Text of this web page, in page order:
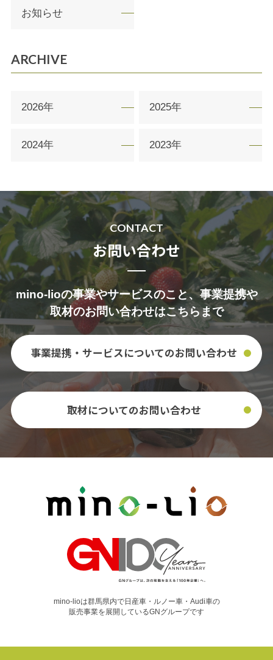
お知らせ
ARCHIVE
2026年 2025年
2024年 2023年
CONTACT
お問い合わせ
mino-lioの事業やサービスのこと、事業提携や
取材のお問い合わせはこちらまで
事業提携・サービスについてのお問い合わせ
取材についてのお問い合わせ
mino-lioは群馬県内で日産車・ルノー車・Audi車の
販売事業を展開しているGNグループです